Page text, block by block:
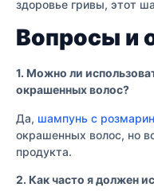
здоровье гривы, этот
Вопросы и
1. Можно ли
окрашенных волос?
Да, шампунь с
окрашенных волос, но
продукта.
2. Как часто я должен